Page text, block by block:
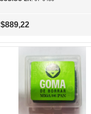
$889,22